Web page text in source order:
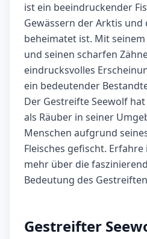
ist ein beeindruckender
Gewässern der Arktis und
beheimatet ist. Mit
und seinen scharfen
eindrucksvolles
ein bedeutender
Der Gestreifte Seewolf
als Räuber in seiner
Menschen aufgrund
Fleisches gefischt.
mehr über die
Bedeutung des
Gestreifter